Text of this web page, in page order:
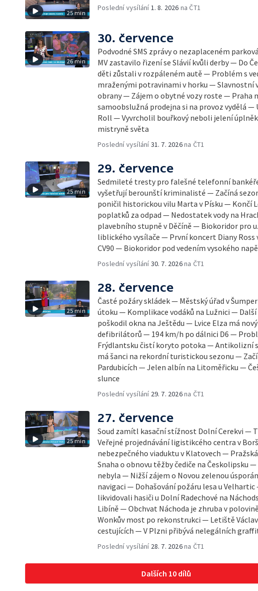
25 min
Poslední vysílání 1. 8. 2026 na ČT1
26 min
30. července
Podvodné SMS zprávy o nezaplaceném
MV zastavilo řizení se Slávií kvůli derby — Do
děti zůstali v rozpáleném autě — Problém s
mraženými potravinami v horku — Slavnostní
obrany — Zájem o obytné vozy roste — Praha
samoobslužná prodejna si na provoz vydělá
Roll — Vyvrcholil bouřkový neboli jelení
mistryně světa
Poslední vysílání31. 7. 2026na ČT1
25 min
29. července
Sedmileté tresty pro falešné telefonní
vyšetřují berounští kriminalisté — Začíná
poničil historickou vilu Marta v Písku — Končí
poplatků za odpad — Nedostatek vody na
plavebního stupně v Děčíně — Biokoridor pro
liblického vysílače — První koncert Diany Ross
CV90 — Biokoridor pod vedením vysokého
Poslední vysílání30. 7. 2026na ČT1
25 min
28. července
Časté požáry skládek — Městský úřad v
útoku — Komplikace vodáků na Lužnici —
poškodil okna na Ještědu — Lvice Elza má
defibrilátorů — 194 km/h po dálnici D6 —
Frýdlantsku čistí koryto potoka — Antikolizní
má šanci na rekordní turistickou sezonu —
Pardubicích — Jelen albín na Litoměřicku —
slunce
Poslední vysílání 29. 7. 2026na ČT1
25 min
27. července
Soud zamítl kasační stížnost Dolní Cerekvi —
Veřejné projednávání ligistikcého centra v
nebezpečného viaduktu v Klatovech —
Snaha o obnovu těžby čediče na Českolipsku
nebyla — Nižší zájem o Novou zelenou
navigaci — Dohašování požáru lesa u
likvidovali hasiči u Dolní Radechové na
Libíně — Obchvat Náchoda je zhruba v
Wonkův most po rekonstrukci — Letiště
cestujících — V Plzni přibývá nelegálních
Poslední vysílání 28. 7. 2026na ČT1
Dalších 10 dílů